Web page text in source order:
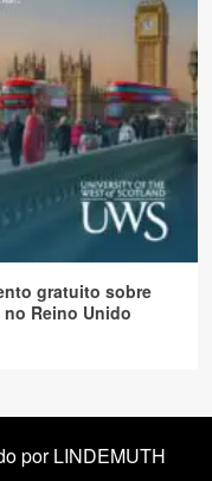
gratuito sobre
Reino Unido
por LINDEMUTH